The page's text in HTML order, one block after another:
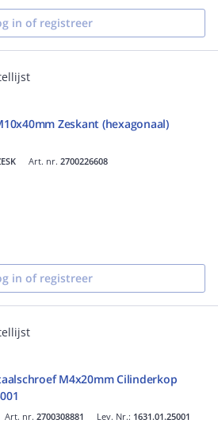
in of registreer
Zeskant (hexagonaal)
Art. nr. 2700226608
in of registreer
M4x20mm Cilinderkop
Art. nr. 2700308881 Lev. Nr.: 1631.01.25001